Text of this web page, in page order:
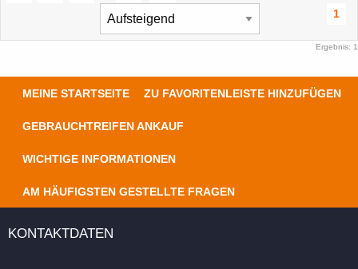
1
Ergebnis: 1
MEINE STARTSEITE ZU FAVORITENLEISTE HINZUFÜGEN
GEBRAUCHTREIFEN ANKAUF
WICHTIGE INFORMATIONEN
AM HÄUFIGSTEN GESTELLTE FRAGEN
KONTAKTDATEN